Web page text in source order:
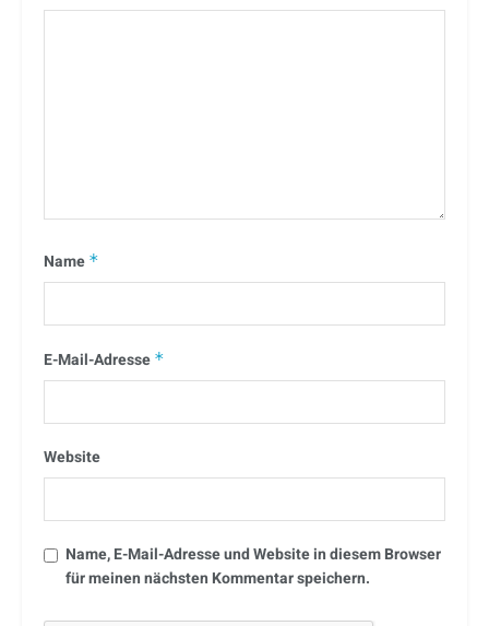
Name *
E-Mail-Adresse *
Website
Name, E-Mail-Adresse und Website in diesem Browser
für meinen nächsten Kommentar speichern.